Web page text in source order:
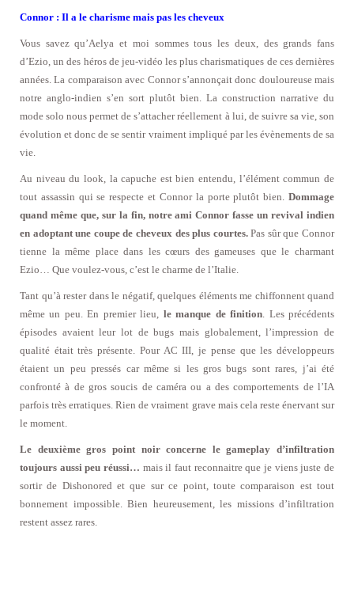
Connor : Il a le charisme mais pas les cheveux
Vous savez qu’Aelya et moi sommes tous les deux, des grands fans
d’Ezio, un des héros de jeu-vidéo les plus charismatiques de ces dernières
années. La comparaison avec Connor s’annonçait donc douloureuse mais
notre anglo-indien s’en sort plutôt bien. La construction narrative du
mode solo nous permet de s’attacher réellement à lui, de suivre sa vie, son
évolution et donc de se sentir vraiment impliqué par les évènements de sa
vie.
Au niveau du look, la capuche est bien entendu, l’élément commun de
tout assassin qui se respecte et Connor la porte plutôt bien. Dommage
quand même que, sur la fin, notre ami Connor fasse un revival indien
en adoptant une coupe de cheveux des plus courtes.Pas sûr que Connor
tienne la même place dans les cœurs des gameuses que le charmant
Ezio… Que voulez-vous, c’est le charme de l’Italie.
Tant qu’à rester dans le négatif, quelques éléments me chiffonnent quand
même un peu. En premier lieu, le manque de finition . Les précédents
épisodes avaient leur lot de bugs mais globalement, l’impression de
qualité était très présente. Pour AC III, je pense que les développeurs
étaient un peu pressés car même si les gros bugs sont rares, j’ai été
confronté à de gros soucis de caméra ou a des comportements de l’IA
parfois très erratiques. Rien de vraiment grave mais cela reste énervant sur
le moment.
Le deuxième gros point noir concerne le gameplay d’infiltration
toujours aussi peu réussi… mais il faut reconnaitre que je viens juste de
sortir de Dishonored et que sur ce point, toute comparaison est tout
bonnement impossible. Bien heureusement, les missions d’infiltration
restent assez rares.